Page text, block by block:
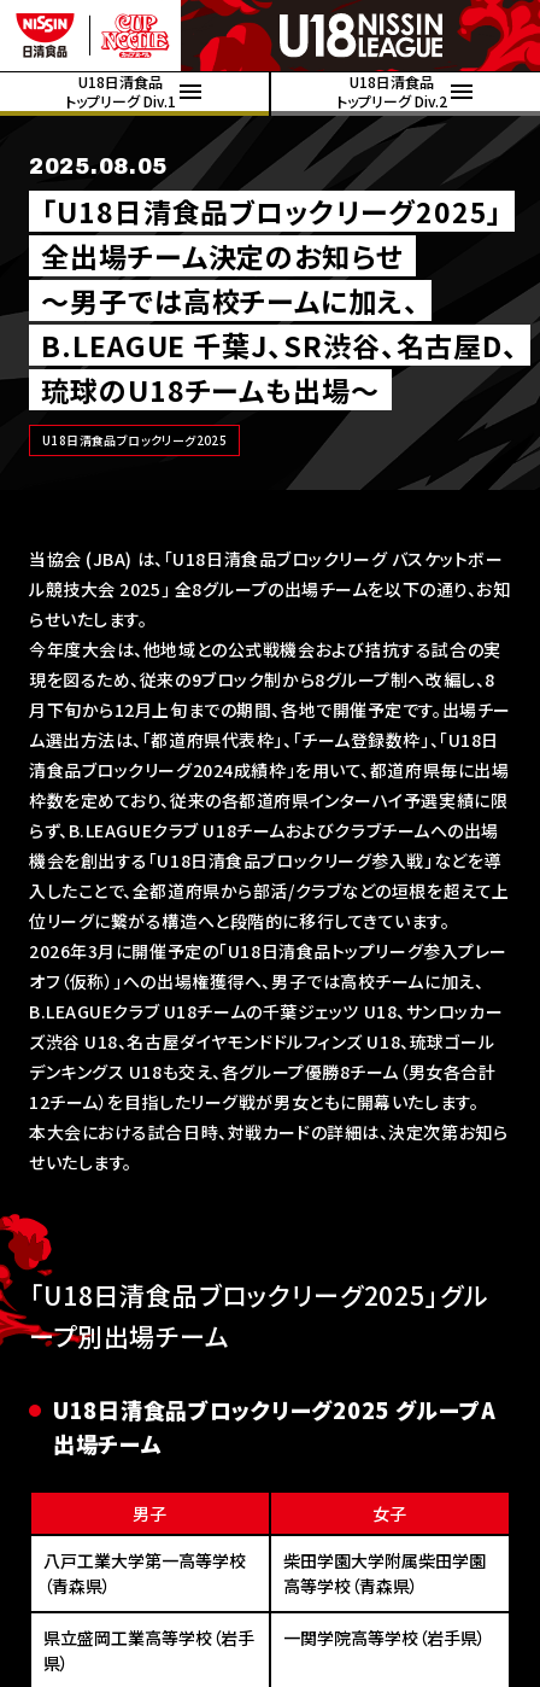
U18日清食品
トップリーグ Div.1
U18日清食品
トップリーグ Div.2
2025.08.05
「U18日清食品ブロックリーグ2025」
全出場チーム決定のお知らせ
～男子では高校チームに加え、
B.LEAGUE 千葉J、SR渋谷、名古屋D、
琉球のU18チームも出場～
U18日清食品ブロックリーグ2025
当協会 (JBA) は、｢U18日清食品ブロックリーグ バスケットボー
ル競技大会 2025｣ 全8グループの出場チームを以下の通り、お知
らせいたします。
今年度大会は、他地域との公式戦機会および拮抗する試合の実
現を図るため、従来の9ブロック制から8グループ制へ改編し、8
⽉下旬から12⽉上旬までの期間、各地で開催予定です。出場チー
ム選出方法は、「都道府県代表枠」、「チーム登録数枠」、「U18⽇
清⾷品ブロックリーグ2024成績枠」を⽤いて、都道府県毎に出場
枠数を定めており、従来の各都道府県インターハイ予選実績に限
らず、B.LEAGUEクラブ U18チームおよびクラブチームへの出場
機会を創出する「U18⽇清⾷品ブロックリーグ参⼊戦」などを導
⼊したことで、全都道府県から部活/クラブなどの垣根を超えて上
位リーグに繋がる構造へと段階的に移行してきています。
2026年3月に開催予定の「U18日清食品トップリーグ参入プレー
オフ（仮称）」への出場権獲得へ、男子では高校チームに加え、
B.LEAGUEクラブ U18チームの千葉ジェッツ U18、サンロッカー
ズ渋谷 U18、名古屋ダイヤモンドドルフィンズ U18、琉球ゴール
デンキングス U18も交え、各グループ優勝8チーム（男女各合計
12チーム）を目指したリーグ戦が男女ともに開幕いたします。
本大会における試合日時、対戦カードの詳細は、決定次第お知ら
せいたします。
「U18日清食品ブロックリーグ2025」グル
ープ別出場チーム
U18⽇清⾷品ブロックリーグ2025 グループA
出場チーム
男子
女子
八戸工業大学第一高等学校
（青森県）
柴田学園大学附属柴田学園
高等学校（青森県）
県立盛岡工業高等学校（岩手
県）
一関学院高等学校（岩手県）